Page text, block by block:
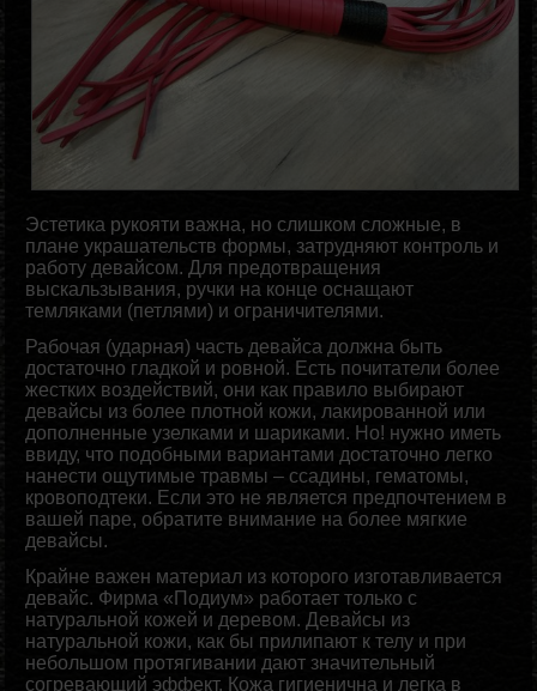
Эстетика рукояти важна, но слишком сложные, в
плане украшательств формы, затрудняют контроль и
работу девайсом. Для предотвращения
выскальзывания, ручки на конце оснащают
темляками (петлями) и ограничителями.
Рабочая (ударная) часть девайса должна быть
достаточно гладкой и ровной. Есть почитатели более
жестких воздействий, они как правило выбирают
девайсы из более плотной кожи, лакированной или
дополненные узелками и шариками. Но! нужно иметь
ввиду, что подобными вариантами достаточно легко
нанести ощутимые травмы – ссадины, гематомы,
кровоподтеки. Если это не является предпочтением в
вашей паре, обратите внимание на более мягкие
девайсы.
Крайне важен материал из которого изготавливается
девайс. Фирма «Подиум» работает только с
натуральной кожей и деревом. Девайсы из
натуральной кожи, как бы прилипают к телу и при
небольшом протягивании дают значительный
согревающий эффект. Кожа гигиенична и легка в